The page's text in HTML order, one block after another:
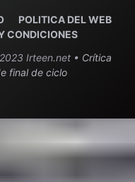
POLITICA DEL WEB
CONDICIONES
Irteen.net • Crítica
final de ciclo